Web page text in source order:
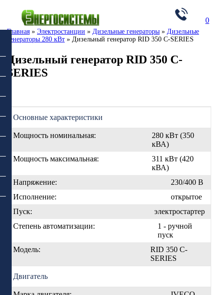
0
Главная » Электростанции » Дизельные генераторы » Дизельные
генераторы 280 кВт » Дизельный генератор RID 350 C-SERIES
Дизельный генератор RID 350 C-
SERIES
Основные характеристики
Мощность номинальная:
280 кВт (350
кВА)
Мощность максимальная:
311 кВт (420
кВА)
Напряжение:
230/400 В
Исполнение:
открытое
Пуск:
электростартер
Степень автоматизации:
1 - ручной
пуск
Модель:
RID 350 C-
SERIES
Двигатель